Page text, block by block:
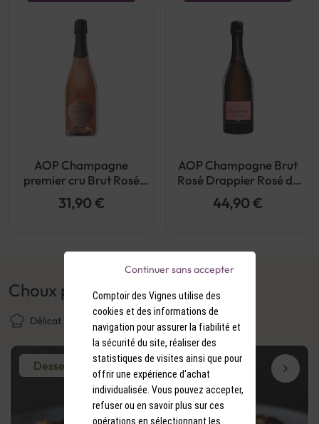
AOP Champagne
premier cru Brut Rosé
Champagne Autréau
31,90 €
AOP Champagne Brut
Rosé Drappier Rosé de
Saignée
44,90 €
Dessert
Choux pralinés façon rochers
Délicat 1 h et 30 min Bon marché
Comptoir des Vignes utilise des
cookies et des informations de
navigation pour assurer la fiabilité et
la sécurité du site, réaliser des
statistiques de visites ainsi que pour
offrir une expérience d'achat
individualisée. Vous pouvez accepter,
refuser ou en savoir plus sur ces
opérations en sélectionnant les
Continuer sans accepter